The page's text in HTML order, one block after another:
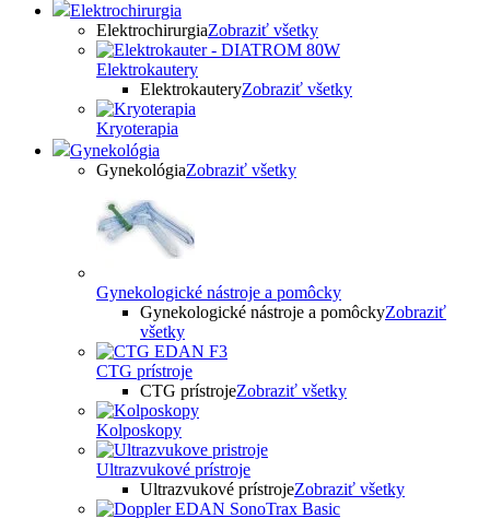
Elektrochirurgia
ElektrochirurgiaZobraziť všetky
Elektrokautery
ElektrokauteryZobraziť všetky
Kryoterapia
Gynekológia
GynekológiaZobraziť všetky
Gynekologické nástroje a pomôcky
Gynekologické nástroje a pomôckyZobraziť
všetky
CTG prístroje
CTG prístrojeZobraziť všetky
Kolposkopy
Ultrazvukové prístroje
Ultrazvukové prístrojeZobraziť všetky